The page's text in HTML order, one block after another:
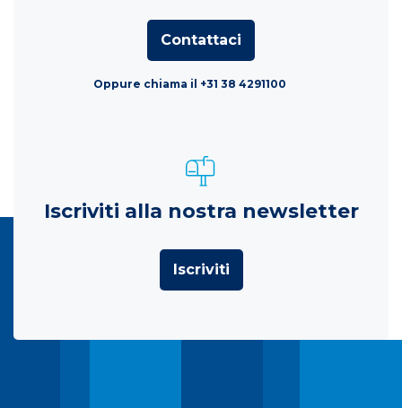
Contattaci
Oppure chiama il +31 38 4291100
Iscriviti alla nostra newsletter
Iscriviti